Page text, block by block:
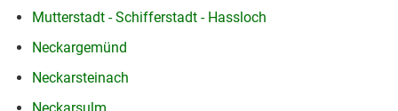
Mutterstadt - Schifferstadt - Hassloch
Neckargemünd
Neckarsteinach
Neckarsulm